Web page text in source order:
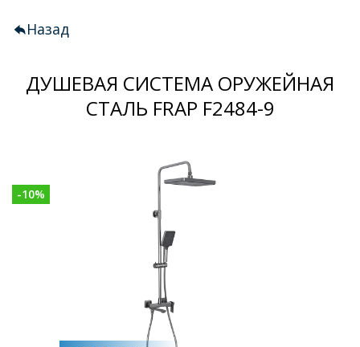
Унитазы
Мебель для ванных комнат
Кухонные мойки
Душевые кабины
Полотенцесушители
Назад
ДУШЕВАЯ СИСТЕМА ОРУЖЕЙНАЯ
СТАЛЬ FRAP F2484-9
-10%